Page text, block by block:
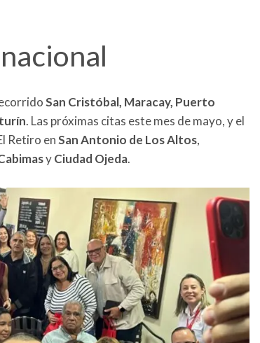
San Cristóbal, Maracay, Puerto
. Las próximas citas este mes de mayo, y el
Retiro enSan Antonio de Los Altos,
yCiudad Ojeda.